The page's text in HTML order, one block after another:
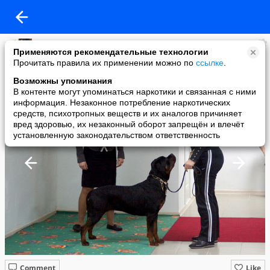
Применяются рекомендательные технологии
Прочитать правила их применении можно по ссылке
Возможны упоминания
В контенте могут упоминаться наркотики и связанная с ними
информация. Незаконное потребление наркотических
средств, психотропных веществ и их аналогов причиняет
вред здоровью, их незаконный оборот запрещён и влечёт
установленную законодательством ответственность
мпс
added a photo
22 Feb в 20:42